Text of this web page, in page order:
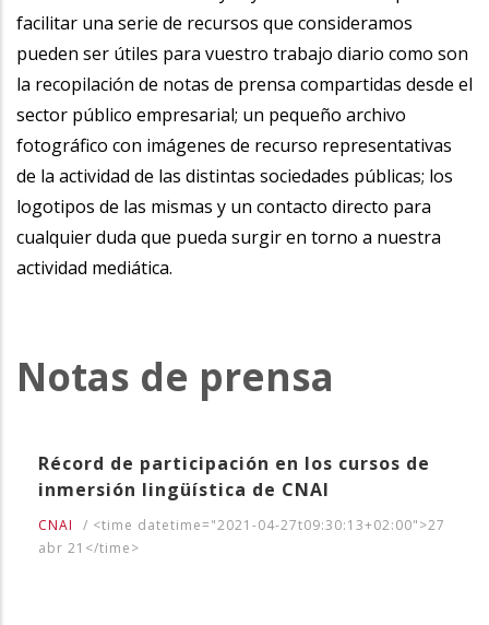
facilitar una serie de recursos que consideramos
pueden ser útiles para vuestro trabajo diario como son
la recopilación de notas de prensa compartidas desde el
sector público empresarial; un pequeño archivo
fotográfico con imágenes de recurso representativas
de la actividad de las distintas sociedades públicas; los
logotipos de las mismas y un contacto directo para
cualquier duda que pueda surgir en torno a nuestra
actividad mediática.
Notas de prensa
Récord de participación en los cursos de
inmersión lingüística de CNAI
CNAI / <time datetime="2021-04-27t09:30:13+02:00">27
abr 21</time>